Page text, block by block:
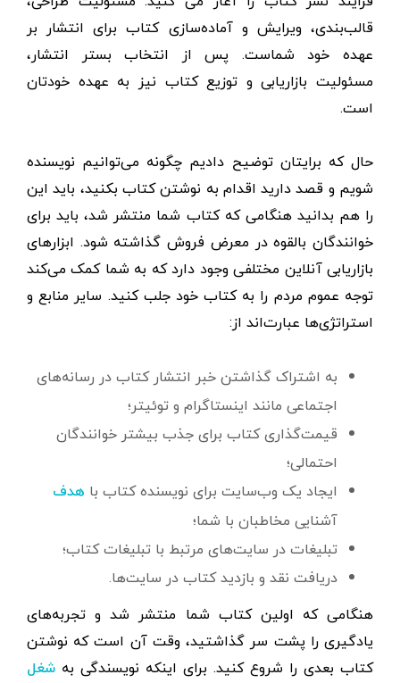
قالب‌بندی، ویرایش و آماده‌سازی کتاب برای انتشار بر
عهده خود شماست. پس از انتخاب بستر انتشار،
مسئولیت بازاریابی و توزیع کتاب نیز به عهده خودتان
است.
حال که برایتان توضیح دادیم چگونه می‌توانیم نویسنده
شویم و قصد دارید اقدام به نوشتن کتاب بکنید، باید این
را هم بدانید هنگامی که کتاب شما منتشر شد، باید برای
خوانندگان بالقوه در معرض فروش گذاشته شود. ابزارهای
بازاریابی آنلاین مختلفی وجود دارد که به شما کمک می‌کند
توجه عموم مردم را به کتاب خود جلب کنید. سایر منابع و
استراتژی‌ها عبارت‌اند از:
به اشتراک گذاشتن خبر انتشار کتاب در رسانه‌های
اجتماعی مانند اینستاگرام و توئیتر؛
قیمت‌گذاری کتاب برای جذب بیشتر خوانندگان
احتمالی؛
ایجاد یک وب‌سایت برای نویسنده کتاب با هدف
آشنایی مخاطبان با شما؛
تبلیغات در سایت‌های مرتبط با تبلیغات کتاب؛
دریافت نقد و بازدید کتاب در سایت‌ها.
هنگامی که اولین کتاب شما منتشر شد و تجربه‌های
یادگیری را پشت سر گذاشتید، وقت آن است که نوشتن
کتاب بعدی را شروع کنید. برای اینکه نویسندگی به شغل